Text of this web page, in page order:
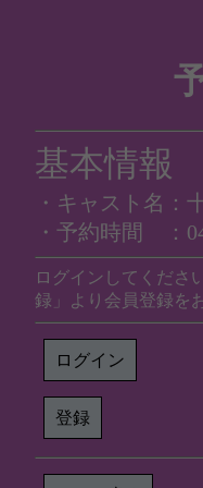
基本情報
・キャスト名：
・予約時間 ：
ログインしてくださ
録」より会員登録を
ログイン
登録